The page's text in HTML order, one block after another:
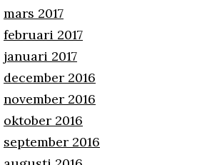
mars 2017
februari 2017
januari 2017
december 2016
november 2016
oktober 2016
september 2016